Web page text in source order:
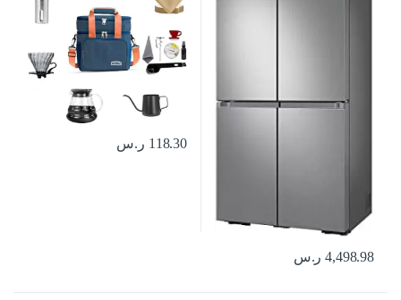
4,498.98 ر.س
118.30 ر.س